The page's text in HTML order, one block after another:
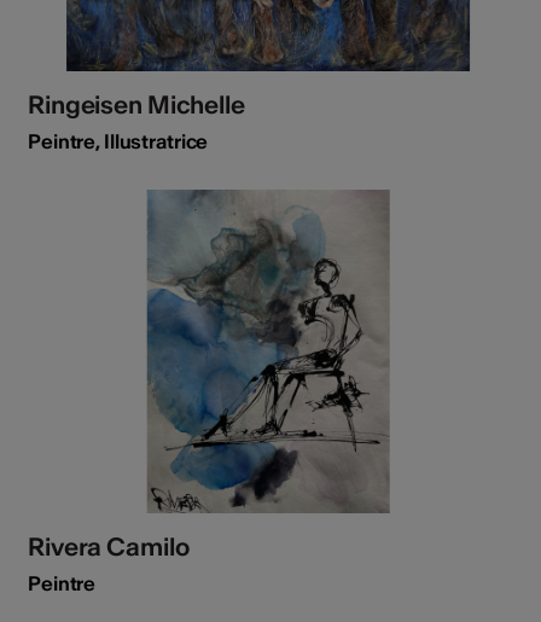
Ringeisen Michelle
Peintre, Illustratrice
Rivera Camilo
Peintre